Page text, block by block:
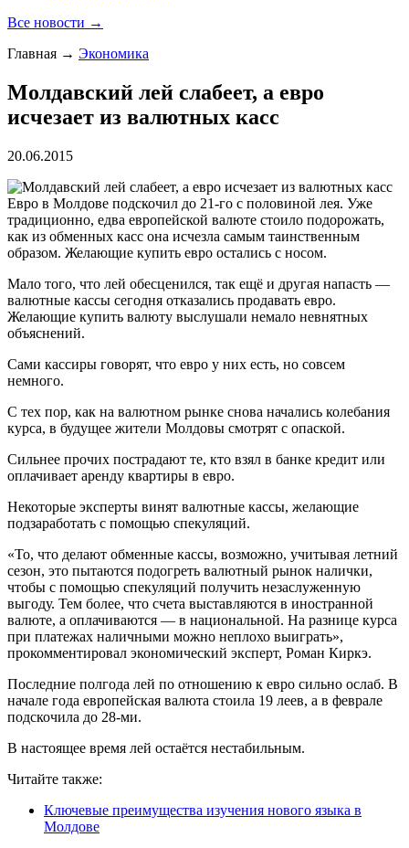
Все новости →
Главная → Экономика
Молдавский лей слабеет, а евро
исчезает из валютных касс
20.06.2015
Евро в Молдове подскочил до 21-го с половиной лея. Уже
традиционно, едва европейской валюте стоило подорожать,
как из обменных касс она исчезла самым таинственным
образом. Желающие купить евро остались с носом.
Мало того, что лей обесценился, так ещё и другая напасть —
валютные кассы сегодня отказались продавать евро.
Желающие купить валюту выслушали немало невнятных
объяснений.
Сами кассиры говорят, что евро у них есть, но совсем
немного.
С тех пор, как на валютном рынке снова начались колебания
курса, в будущее жители Молдовы смотрят с опаской.
Сильнее прочих пострадают те, кто взял в банке кредит или
оплачивает аренду квартиры в евро.
Некоторые эксперты винят валютные кассы, желающие
подзаработать с помощью спекуляций.
«То, что делают обменные кассы, возможно, учитывая летний
сезон, это пытаются подогреть валютный рынок налички,
чтобы с помощью спекуляций получить незаслуженную
выгоду. Тем более, что счета выставляются в иностранной
валюте, а оплачиваются — в национальной. На разнице курса
при платежах наличными можно неплохо выиграть»,
прокомментировал экономический эксперт, Роман Киркэ.
Последние полгода лей по отношению к евро сильно ослаб. В
начале года европейская валюта стоила 19 леев, а в феврале
подскочила до 28-ми.
В настоящее время лей остаётся нестабильным.
Читайте также:
Ключевые преимущества изучения нового языка в
Молдове